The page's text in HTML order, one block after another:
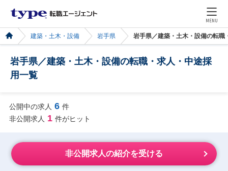
MENU
建築・土木・設備 岩手県 岩手県／建築・土木・設備の転職
岩手県／建築・土木・設備の転職・求人・中途採
用一覧
公開中の求人 6 件
非公開求人 1 件がヒット
非公開求人の紹介を受ける